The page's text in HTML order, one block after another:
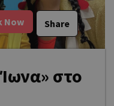
Now Share
στο